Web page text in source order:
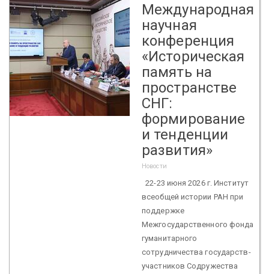
Международная
научная
конференция
«Историческая
память на
пространстве
СНГ:
формирование
и тенденции
развития»
Новости
22-23 июня 2026 г. Институт
всеобщей истории РАН при
поддержке
Межгосударственного фонда
гуманитарного
сотрудничества государств-
участников Содружества